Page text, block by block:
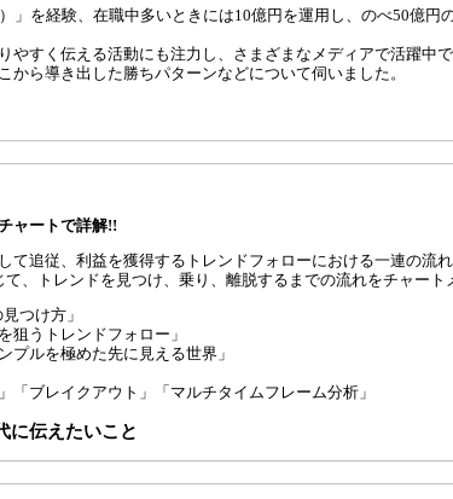
」を経験、在職中多いときには10億円を運用し、のべ50億円
すく伝える活動にも注力し、さまざまなメディアで活躍中で
ら導き出した勝ちパターンなどについて伺いました。
ャートで詳解!!
追従、利益を獲得するトレンドフォローにおける一連の流れ
、トレンドを見つけ、乗り、離脱するまでの流れをチャート
つけ方」
うトレンドフォロー」
ルを極めた先に見える世界」
ブレイクアウト」「マルチタイムフレーム分析」
に伝えたいこと